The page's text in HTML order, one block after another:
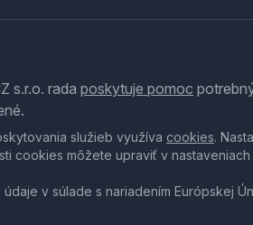
s.r.o. rada poskytuje pomoc
služieb využíva cookies.
cookies môžete upraviť v nastaveniach
v súlade s nariadením Európskej